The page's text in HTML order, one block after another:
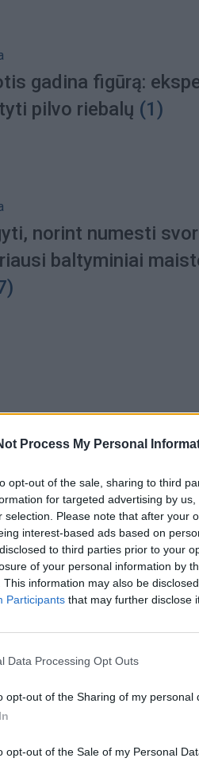
Process My Personal
opt-out of the sale, sharing to third
for targeted advertising by
selection. Please note that after your
interest-based ads based on
to third parties prior to your
of your personal information by
This information may also be
Participants that may further disclose
Data Processing Opt Outs
opt-out of the Sharing of my personal
opt-out of the Sale of my Personal
gadina figūrą:
pilvo riebalų (1)
norint numesti
baltyminiai